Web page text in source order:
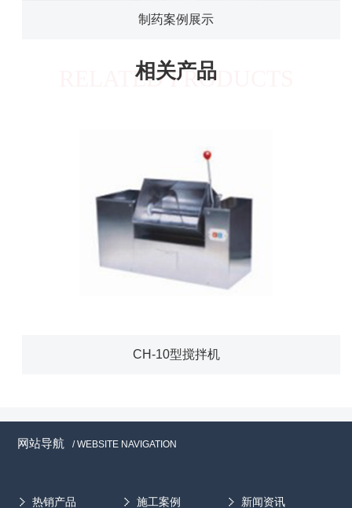
制药案例展示
相关产品
RELATED PRODUCTS
CH-10型搅拌机
网站导航 / WEBSITE NAVIGATION
热销产品 施工案例 新闻资讯